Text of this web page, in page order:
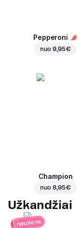
Pepperoni
nuo9,95 €
Champion
nuo8,95 €
Užkandžiai
naujiena